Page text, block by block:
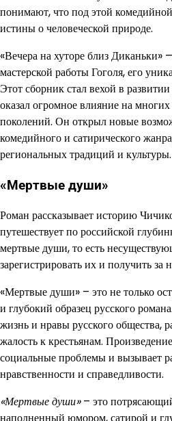
понимают, что под этой
истины о человеческой природе.
«Вечера на хуторе близ Диканьки»
мастерской работы Гоголя, его
Этот сборник стал вехой в
оказал огромное влияние на
поколений. Он открыл новые
комедийного и сатирического
региональных традиций и культуры.
«Мертвые души»
Роман рассказывает историю
путешествует по российской
мертвые души, то есть
зарегистрировать их и получить за
«Мертвые души» – это не только
и глубокий образец русского
жизнь и нравы русского общества,
жалость к крестьянам.
социальные проблемы и вызывает
нравственности и справедливости.
«Мертвые души»– это